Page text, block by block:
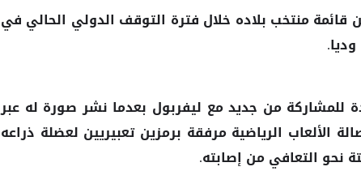
منتخب بلاده خلال فترة التوقف الدولي الحالي في
للمشاركة من جديد مع ليفربول بعدما نشر صورة له عبر
الألعاب الرياضية مرفقة برمزين تعبيريين لعضلة ذراعه
نحو التعافي من إصابته.